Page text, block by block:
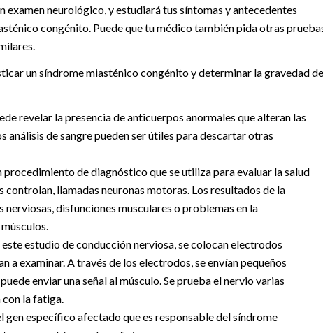
examen neurológico, y estudiará tus síntomas y antecedentes
congénito. Puede que tu médico también pida otras
un síndrome miasténico congénito y determinar la gravedad
revelar la presencia de anticuerpos anormales que alteran las
análisis de sangre pueden ser útiles para descartar otras
procedimiento de diagnóstico que se utiliza para evaluar la salud
controlan, llamadas neuronas motoras. Los resultados de la
nerviosas, disfunciones musculares o problemas en la
este estudio de conducción nerviosa, se colocan electrodos
a examinar. A través de los electrodos, se envían pequeños
enviar una señal al músculo. Se prueba el nervio varias
con la fatiga.
gen específico afectado que es responsable del síndrome